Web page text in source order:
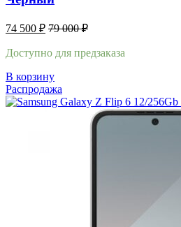
74 500 ₽ 79 000₽
Доступно для предзаказа
В корзину
Распродажа